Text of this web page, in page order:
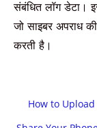
संबंधित लॉग डेटा।
जो साइबर अपराध की
करती है।
How to